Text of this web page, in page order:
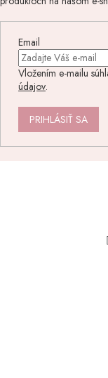
Email
Vložením e-mailu
údajov.
PRIHLÁSIŤ SA